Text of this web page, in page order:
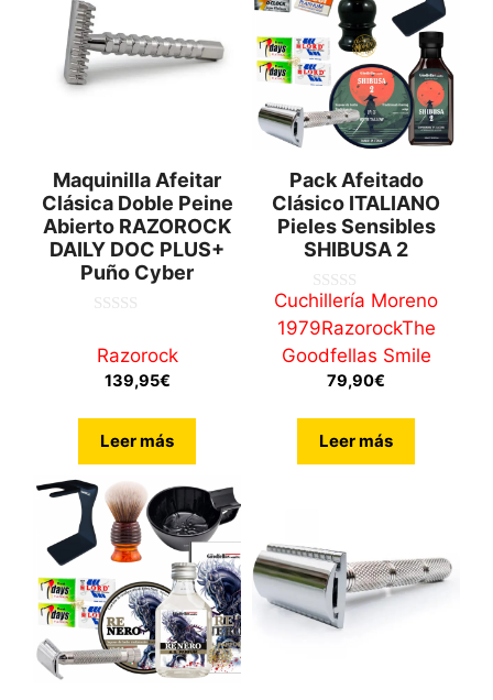
Maquinilla Afeitar
Clásica Doble Peine
Abierto RAZOROCK
DAILY DOC PLUS+
Puño Cyber
e
Razorock
139,95€
Leer más
Pack Afeitado
Clásico ITALIANO
Pieles Sensibles
SHIBUSA 2
0
d
e
5
Cuchillería Moreno
1979RazorockThe
Goodfellas Smile
79,90€
Leer más